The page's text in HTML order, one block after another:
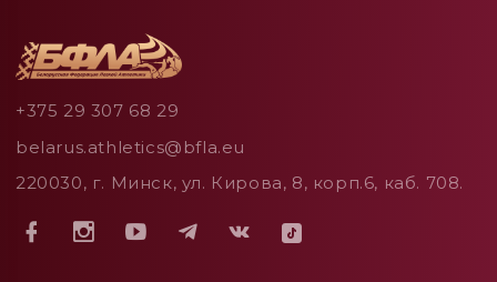
+375 29 307 68 29
belarus.athletics@bfla.eu
220030, г. Минск, ул. Кирова, 8, корп.6, каб. 708.